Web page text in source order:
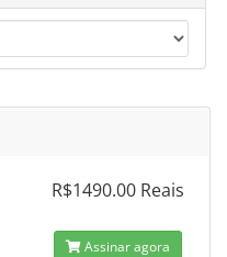
R$1490.00 Reais
Assinar agora